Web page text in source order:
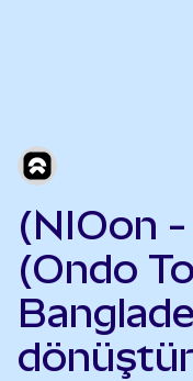
(NIOon
(Ondo
dönüştür